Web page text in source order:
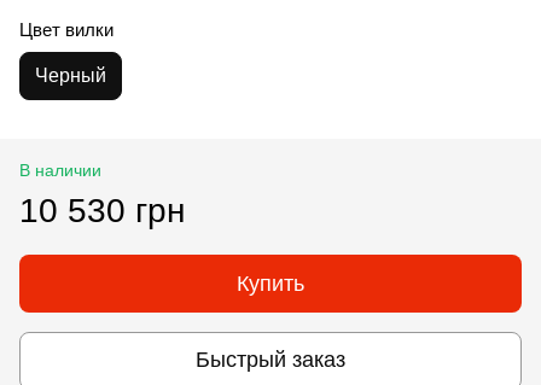
Цвет вилки
Черный
В наличии
10 530 грн
Купить
Быстрый заказ